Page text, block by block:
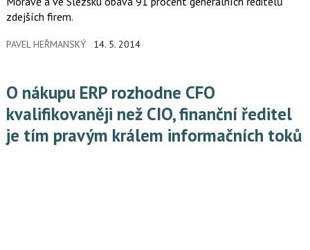
zdejších firem.
PAVEL HEŘMANSKÝ 14. 5. 2014
O nákupu ERP rozhodne CFO
kvalifikovaněji než CIO, finanční ředitel
je tím pravým králem informačních toků